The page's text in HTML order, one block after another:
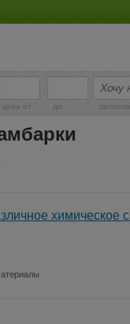
-
цена от до
химическое